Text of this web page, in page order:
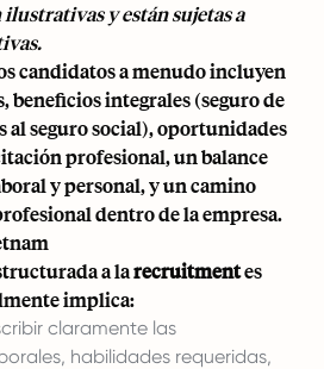
ilustrativas y están sujetas a
candidatos a menudo incluyen
beneficios integrales (seguro de
al seguro social), oportunidades
profesional, un balance
y personal, y un camino
dentro de la empresa.
a larecruitmentes
implica:
claramente las
habilidades requeridas,